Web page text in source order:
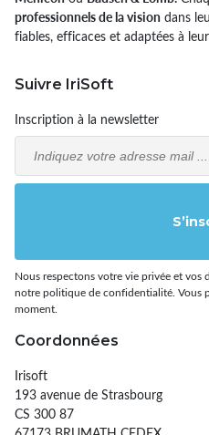
professionnels de la vision dans
fiables, efficaces et adaptées à
Suivre IriSoft
Inscription à la newsletter
Email
Nous respectons votre vie privée et
notre politique de confidentialité. Vous
moment.
Coordonnées
Irisoft
193 avenue de Strasbourg
CS 300 87